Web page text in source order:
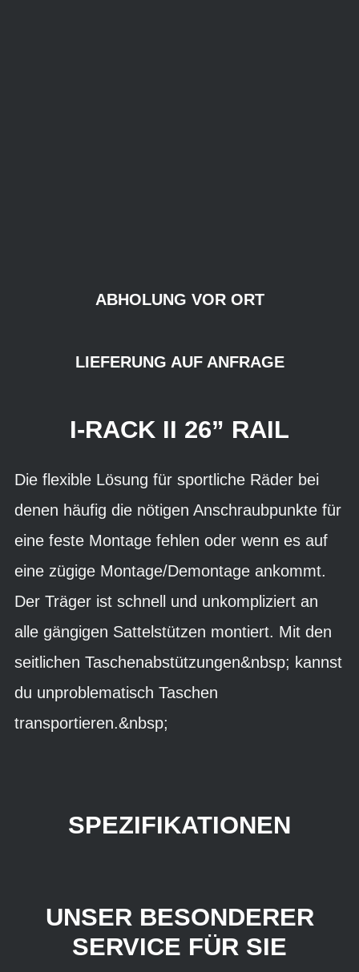
ABHOLUNG VOR ORT
LIEFERUNG AUF ANFRAGE
I-RACK II 26” RAIL
Die flexible Lösung für sportliche Räder bei
denen häufig die nötigen Anschraubpunkte für
eine feste Montage fehlen oder wenn es auf
eine zügige Montage/Demontage ankommt.
Der Träger ist schnell und unkompliziert an
alle gängigen Sattelstützen montiert. Mit den
seitlichen Taschenabstützungen&nbsp; kannst
du unproblematisch Taschen
transportieren.&nbsp;
SPEZIFIKATIONEN
UNSER BESONDERER
SERVICE FÜR SIE